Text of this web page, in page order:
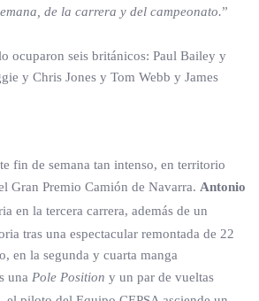
de la carrera y del campeonato.”
ocuparon seis británicos: Paul Bailey y
y Chris Jones y Tom Webb y James
fin de semana tan intenso, en territorio
Gran Premio Camión de Navarra. Antonio
en la tercera carrera, además de un
tras una espectacular remontada de 22
en la segunda y cuarta manga
una Pole Position y un par de vueltas